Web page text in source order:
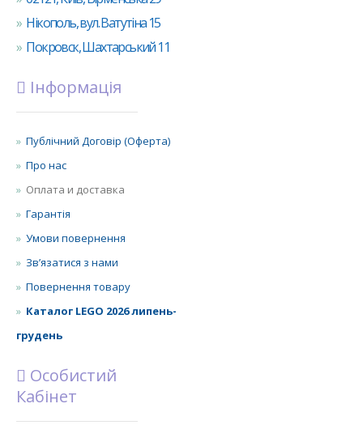
Нікополь, вул. Ватутіна 15
Покровск, Шахтарський 11
Інформація
Публічний Договір (Оферта)
Про нас
Оплата и доставка
Гарантія
Умови повернення
Зв’язатися з нами
Повернення товару
Каталог LEGO 2026 липень-
грудень
Особистий
Кабінет